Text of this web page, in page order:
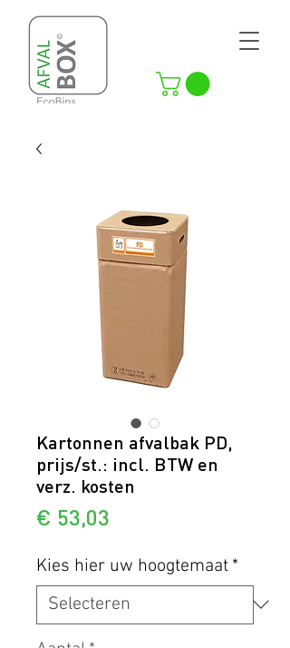
Kartonnen afvalbak PD,
prijs/st.: incl. BTW en
verz. kosten
€ 53,03
Kies hier uw hoogtemaat *